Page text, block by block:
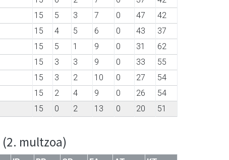
15 5 3 7 0 47
42
15 4 5 6 0 43
37
15 5 1 9 0 31
62
15 3 3 9 0 33
55
15 3 2 10 0 27
54
15 2 4 9 0 26
54
15 0 2 13 0 20 51
(2. multzoa)